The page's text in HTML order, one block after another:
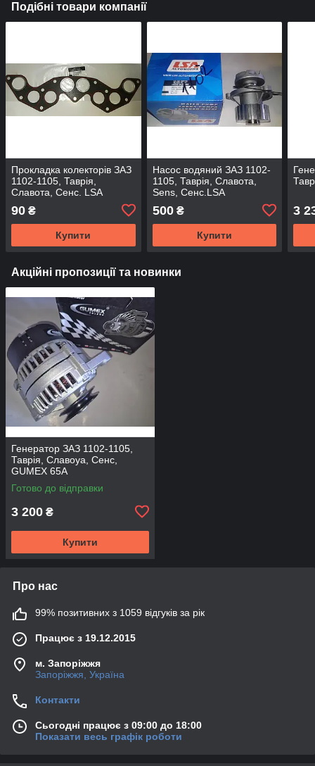
Подібні товари компанії
Прокладка колекторів ЗАЗ
1102-1105, Таврія,
Славота, Сенс. LSA
90 ₴
Купити
Насос водяний ЗАЗ 1102-
1105, Таврія, Славота,
Sens, Сенс.LSA
500₴
Купити
3
Акційні пропозиції та новинки
Генератор ЗАЗ 1102-1105,
Таврія, Славоуа, Сенс,
GUMEX 65А
Готово до відправки
3 200 ₴
Купити
Про нас
99% позитивних з 1059 відгуків за рік
Працює з 19.12.2015
м. Запоріжжя
Запоріжжя, Україна
Контакти
Сьогодні працює з 09:00 до 18:00
Показати весь графік роботи